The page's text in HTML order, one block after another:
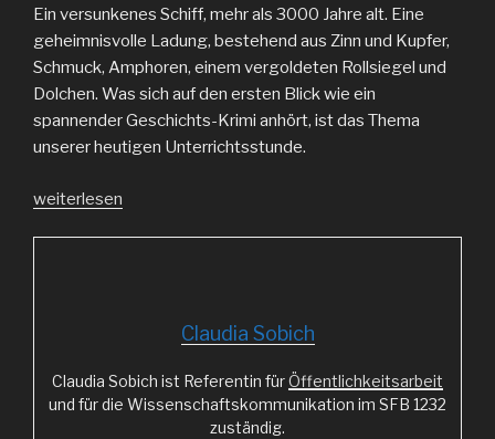
Ein versunkenes Schiff, mehr als 3000 Jahre alt. Eine
geheimnisvolle Ladung, bestehend aus Zinn und Kupfer,
Schmuck, Amphoren, einem vergoldeten Rollsiegel und
Dolchen. Was sich auf den ersten Blick wie ein
spannender Geschichts-Krimi anhört, ist das Thema
unserer heutigen Unterrichtsstunde.
„Das
weiterlesen
Claudia Sobich
Claudia Sobich ist Referentin fürÖffentlichkeitsarbeit
und für die Wissenschaftskommunikation im SFB 1232
zuständig.